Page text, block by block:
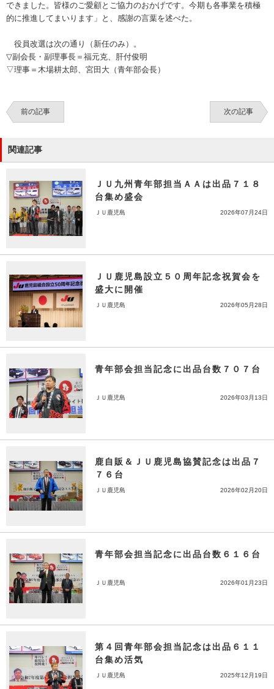
できました。皆様のご愛顧とご協力のおかげです。今期も各事業を積極
的に推進してまいります」と、感謝の言葉を述べた。
役員改選は次の通り（新任のみ）。
▽副会長・副理事長＝福元克、肝付俊明
▽理事＝木場耕太郎、宮田大（青年部会長）
前の記事 次の記事
関連記事
ＪＵ九州青年部担当ＡＡは出品７１８
台集め盛会
ＪＵ鹿児島 2026年07月24日
ＪＵ鹿児島設立５０周年記念祝賀会を
盛大に開催
ＪＵ鹿児島 2026年05月28日
青年部会担当記念に出品台数７０７台
ＪＵ鹿児島 2026年03月13日
鹿自販＆ＪＵ鹿児島協賛記念は出品７
７６台
ＪＵ鹿児島 2026年02月20日
青年部会担当記念に出品台数６１６台
ＪＵ鹿児島 2026年01月23日
第４回青年部会担当記念は出品６１１
台集め活気
ＪＵ鹿児島 2025年12月19日